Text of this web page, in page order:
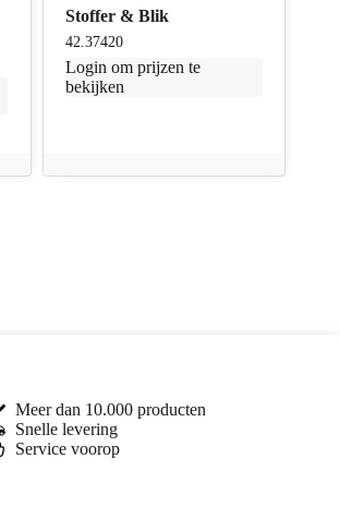
Stoffer & Blik
42.37420
Login om prijzen te
bekijken
Meer dan 10.000 producten
Snelle levering
Service voorop